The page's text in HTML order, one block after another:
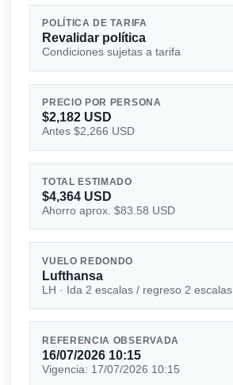
POLÍTICA DE TARIFA
Revalidar política
Condiciones sujetas a tarifa
PRECIO POR PERSONA
$2,182 USD
Antes $2,266 USD
TOTAL ESTIMADO
$4,364 USD
Ahorro aprox. $83.58 USD
VUELO REDONDO
Lufthansa
LH · Ida 2 escalas / regreso 2 escalas
REFERENCIA OBSERVADA
16/07/2026 10:15
Vigencia: 17/07/2026 10:15